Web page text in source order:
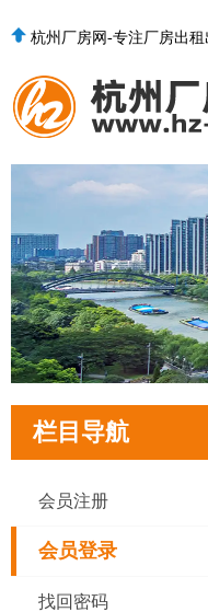
杭州厂房网-专注厂房出
栏目导航
会员注册
会员登录
找回密码